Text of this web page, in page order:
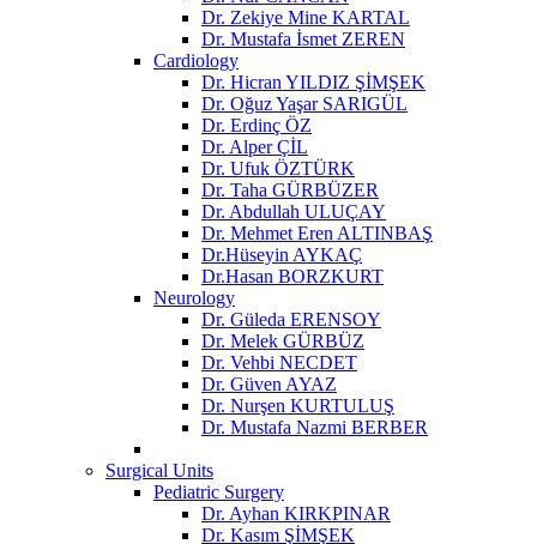
Dr. Zekiye Mine KARTAL
Dr. Mustafa İsmet ZEREN
Cardiology
Dr. Hicran YILDIZ ŞİMŞEK
Dr. Oğuz Yaşar SARIGÜL
Dr. Erdinç ÖZ
Dr. Alper ÇİL
Dr. Ufuk ÖZTÜRK
Dr. Taha GÜRBÜZER
Dr. Abdullah ULUÇAY
Dr. Mehmet Eren ALTINBAŞ
Dr.Hüseyin AYKAÇ
Dr.Hasan BORZKURT
Neurology
Dr. Güleda ERENSOY
Dr. Melek GÜRBÜZ
Dr. Vehbi NECDET
Dr. Güven AYAZ
Dr. Nurşen KURTULUŞ
Dr. Mustafa Nazmi BERBER
Surgical Units
Pediatric Surgery
Dr. Ayhan KIRKPINAR
Dr. Kasım ŞİMŞEK